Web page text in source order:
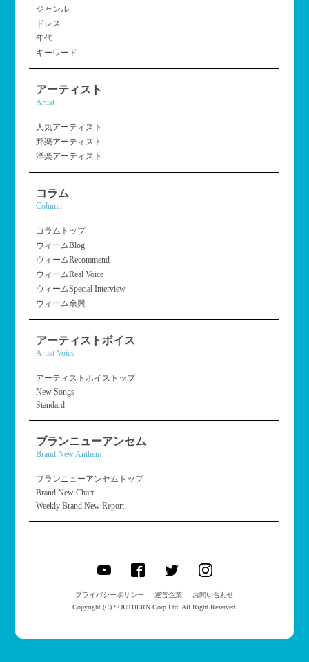
ジャンル
ドレス
年代
キーワード
アーティスト
Artist
人気アーティスト
邦楽アーティスト
洋楽アーティスト
コラム
Column
コラムトップ
ウィームBlog
ウィームRecommend
ウィームReal Voice
ウィームSpecial Interview
ウィーム余興
アーティストボイス
Artist Voice
アーティストボイストップ
New Songs
Standard
ブランニューアンセム
Brand New Anthem
ブランニューアンセムトップ
Brand New Chart
Weekly Brand New Report
プライバシーポリシー 運営企業
お問い合わせ
Copyright (C) SOUTHERN Corp.Ltd. All Right Reserved.